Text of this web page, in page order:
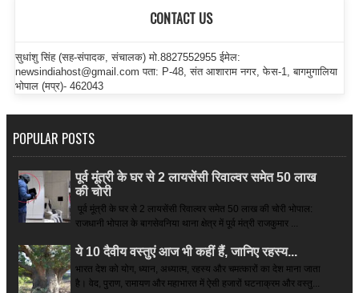
CONTACT US
सुधांशु सिंह (सह-संपादक, संचालक) मो.8827552955 ईमेल:
newsindiahost@gmail.com पता: P-48, संत आशाराम नगर, फेस-1, बागमुगालिया
भोपाल (मप्र)- 462043
POPULAR POSTS
पूर्व मूंत्री के घर से 2 लायसेंसी रिवाल्वर समेत 50 लाख
की चोरी
पूर्व मूंत्री के घर से 2 लायसेंसी रिवाल्वर समेत 50 लाख की चोरी भोपाल:
राजधानी भोपाल के बागसेवनिया थाना क्षेत्र में पूर्व मंत्री राजकुमार ...
ये 10 दैवीय वस्तुएं आज भी कहीं हैं, जानिए रहस्य...
भारत देश को योग, ध्यान, अध्यात्म, रहस्य और चमत्कारों का देश माना जाता
है। वेद, पुराण, रामायण और महाभारत में ऐसी हजारों घटनाक्रम और वस्तु...